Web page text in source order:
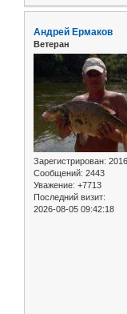
Андрей Ермаков
Ветеран
Зарегистрирован:
Сообщений: 2443
Уважение: +7713
Последний визит:
2026-08-05 09:42:18